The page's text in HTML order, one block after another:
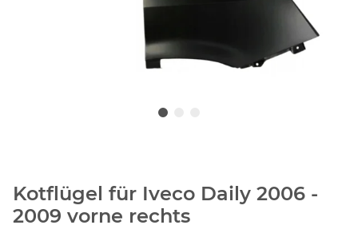
Kotflügel für Iveco Daily 2006 -
2009 vorne rechts